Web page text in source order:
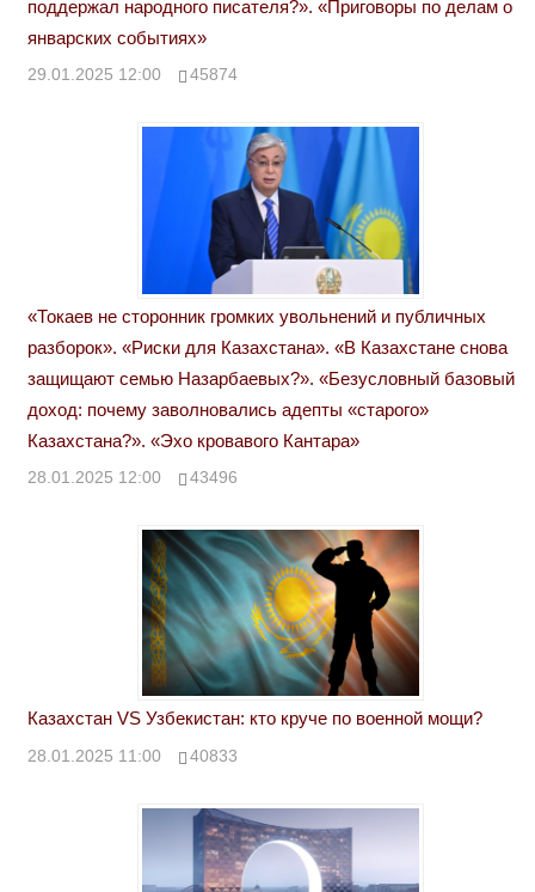
поддержал народного писателя?». «Приговоры по делам о
январских событиях»
29.01.2025 12:00 45874
«Токаев не сторонник громких увольнений и публичных
разборок». «Риски для Казахстана». «В Казахстане снова
защищают семью Назарбаевых?». «Безусловный базовый
доход: почему заволновались адепты «старого»
Казахстана?». «Эхо кровавого Кантара»
28.01.2025 12:00 43496
Казахстан VS Узбекистан: кто круче по военной мощи?
28.01.2025 11:00 40833